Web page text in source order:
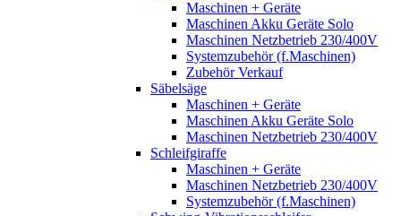
Maschinen + Geräte
Maschinen Akku Geräte Solo
Maschinen Netzbetrieb 230/400V
Systemzubehör (f.Maschinen)
Zubehör Verkauf
Säbelsäge
Maschinen + Geräte
Maschinen Akku Geräte Solo
Maschinen Netzbetrieb 230/400V
Schleifgiraffe
Maschinen + Geräte
Maschinen Netzbetrieb 230/400V
Systemzubehör (f.Maschinen)